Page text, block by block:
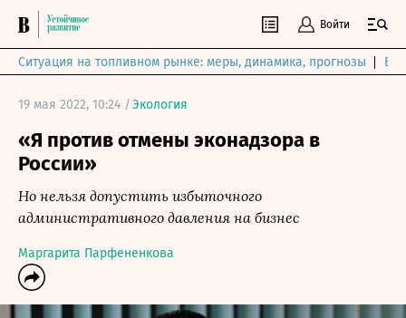
Войти
Ситуация на топливном рынке: меры, динамика, прогнозы
19 мая 2022, 10:24 /Экология
«Я против отмены эконадзора в
России»
Но нельзя допустить избыточного
административного давления на бизнес
Маргарита Парфененкова